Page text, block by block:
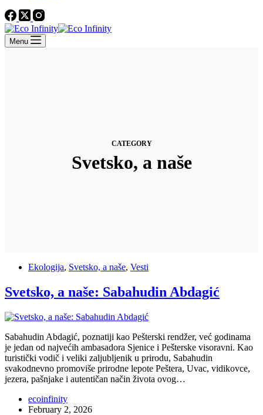
Menu
CATEGORY
Svetsko, a naše
Ekologija, Svetsko, a naše, Vesti
Svetsko, a naše: Sabahudin Abdagić
Sabahudin Abdagić, poznatiji kao Pešterski rendžer, već godinama
je jedan od najvećih ambasadora Sjenice i Pešterske visoravni. Kao
turistički vodič i veliki zaljubljenik u prirodu, Sabahudin
svakodnevno promoviše prirodne lepote Peštera, Uvac, vidikovce,
jezera, pašnjake i autentičan način života ovog…
ecoinfinity
February 2, 2026